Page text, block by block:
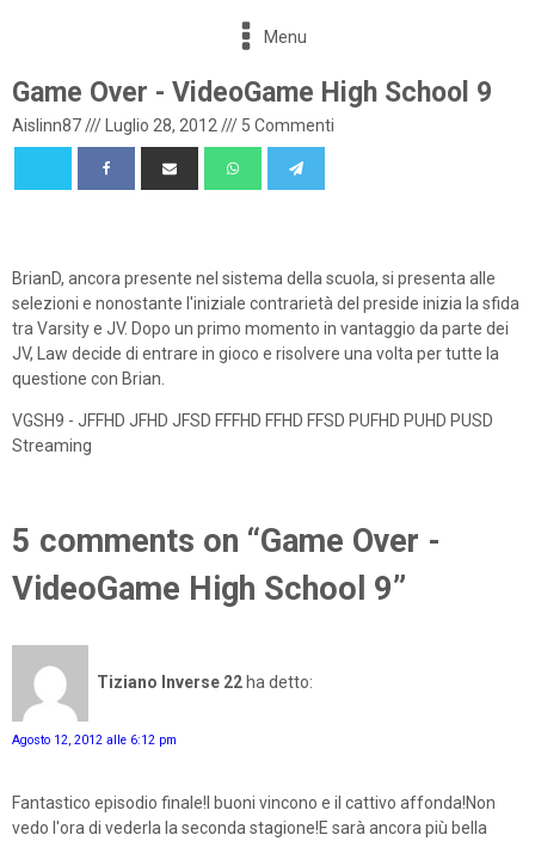
Menu
Game Over - VideoGame High School 9
Aislinn87/// Luglio 28, 2012 /// 5 Commenti
BrianD, ancora presente nel sistema della scuola, si presenta alle
selezioni e nonostante l'iniziale contrarietà del preside inizia la sfida
tra Varsity e JV. Dopo un primo momento in vantaggio da parte dei
JV, Law decide di entrare in gioco e risolvere una volta per tutte la
questione con Brian.
VGSH9 - JFFHD JFHD JFSD FFFHD FFHD FFSD PUFHD PUHD PUSD
Streaming
5 comments on “Game Over -
VideoGame High School 9”
Tiziano Inverse 22 ha detto:
Agosto 12, 2012 alle 6:12 pm
Fantastico episodio finale!I buoni vincono e il cattivo affonda!Non
vedo l'ora di vederla la seconda stagione!E sarà ancora più bella